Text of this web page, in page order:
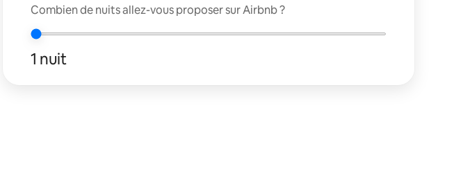
Combien de nuits allez-vous proposer sur Airbnb ?
1 nuit